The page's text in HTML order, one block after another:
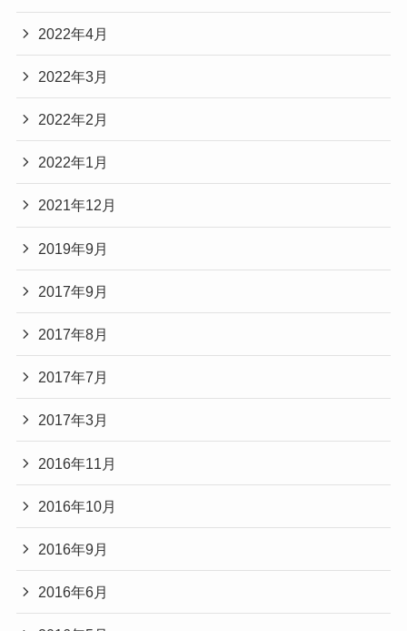
2022年4月
2022年3月
2022年2月
2022年1月
2021年12月
2019年9月
2017年9月
2017年8月
2017年7月
2017年3月
2016年11月
2016年10月
2016年9月
2016年6月